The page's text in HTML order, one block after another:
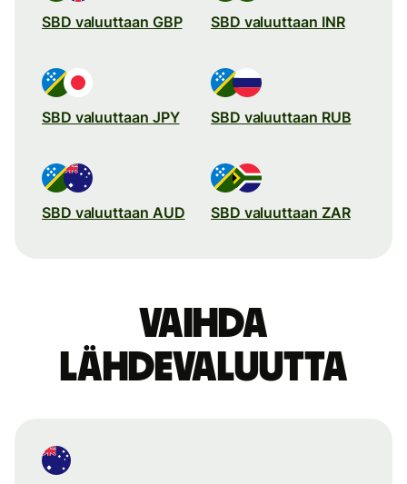
SBD valuuttaan GBP SBD valuuttaan INR
SBD valuuttaan JPY SBD valuuttaan RUB
SBD valuuttaan AUD SBD valuuttaan ZAR
Vaihda
lähdevaluutta